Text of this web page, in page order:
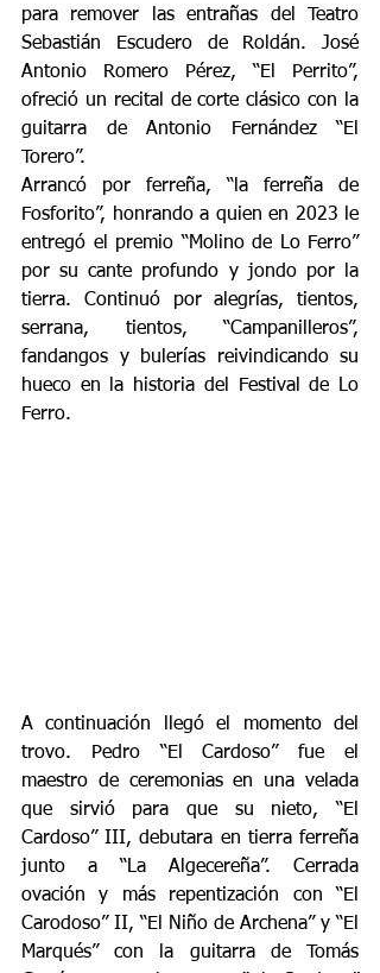
para remover las entrañas del Teatro
Sebastián Escudero de Roldán. José
Antonio Romero Pérez, “El Perrito”,
ofreció un recital de corte clásico con la
guitarra de Antonio Fernández “El
Torero”.
Arrancó por ferreña, “la ferreña de
Fosforito”, honrando a quien en 2023 le
entregó el premio “Molino de Lo Ferro”
por su cante profundo y jondo por la
tierra. Continuó por alegrías, tientos,
serrana, tientos, “Campanilleros”,
fandangos y bulerías reivindicando su
hueco en la historia del Festival de Lo
Ferro.
A continuación llegó el momento del
trovo. Pedro “El Cardoso” fue el
maestro de ceremonias en una velada
que sirvió para que su nieto, “El
Cardoso” III, debutara en tierra ferreña
junto a “La Algecereña”. Cerrada
ovación y más repentización con “El
Carodoso” II, “El Niño de Archena” y “El
Marqués” con la guitarra de Tomás